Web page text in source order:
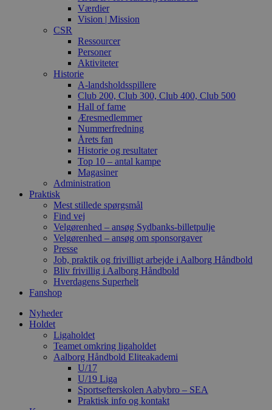
Værdier
Vision | Mission
CSR
Ressourcer
Personer
Aktiviteter
Historie
A-landsholdsspillere
Club 200, Club 300, Club 400, Club 500
Hall of fame
Æresmedlemmer
Nummerfredning
Årets fan
Historie og resultater
Top 10 – antal kampe
Magasiner
Administration
Praktisk
Mest stillede spørgsmål
Find vej
Velgørenhed – ansøg Sydbanks-billetpulje
Velgørenhed – ansøg om sponsorgaver
Presse
Job, praktik og frivilligt arbejde i Aalborg Håndbold
Bliv frivillig i Aalborg Håndbold
Hverdagens Superhelt
Fanshop
Nyheder
Holdet
Ligaholdet
Teamet omkring ligaholdet
Aalborg Håndbold Eliteakademi
U/17
U/19 Liga
Sportsefterskolen Aabybro – SEA
Praktisk info og kontakt